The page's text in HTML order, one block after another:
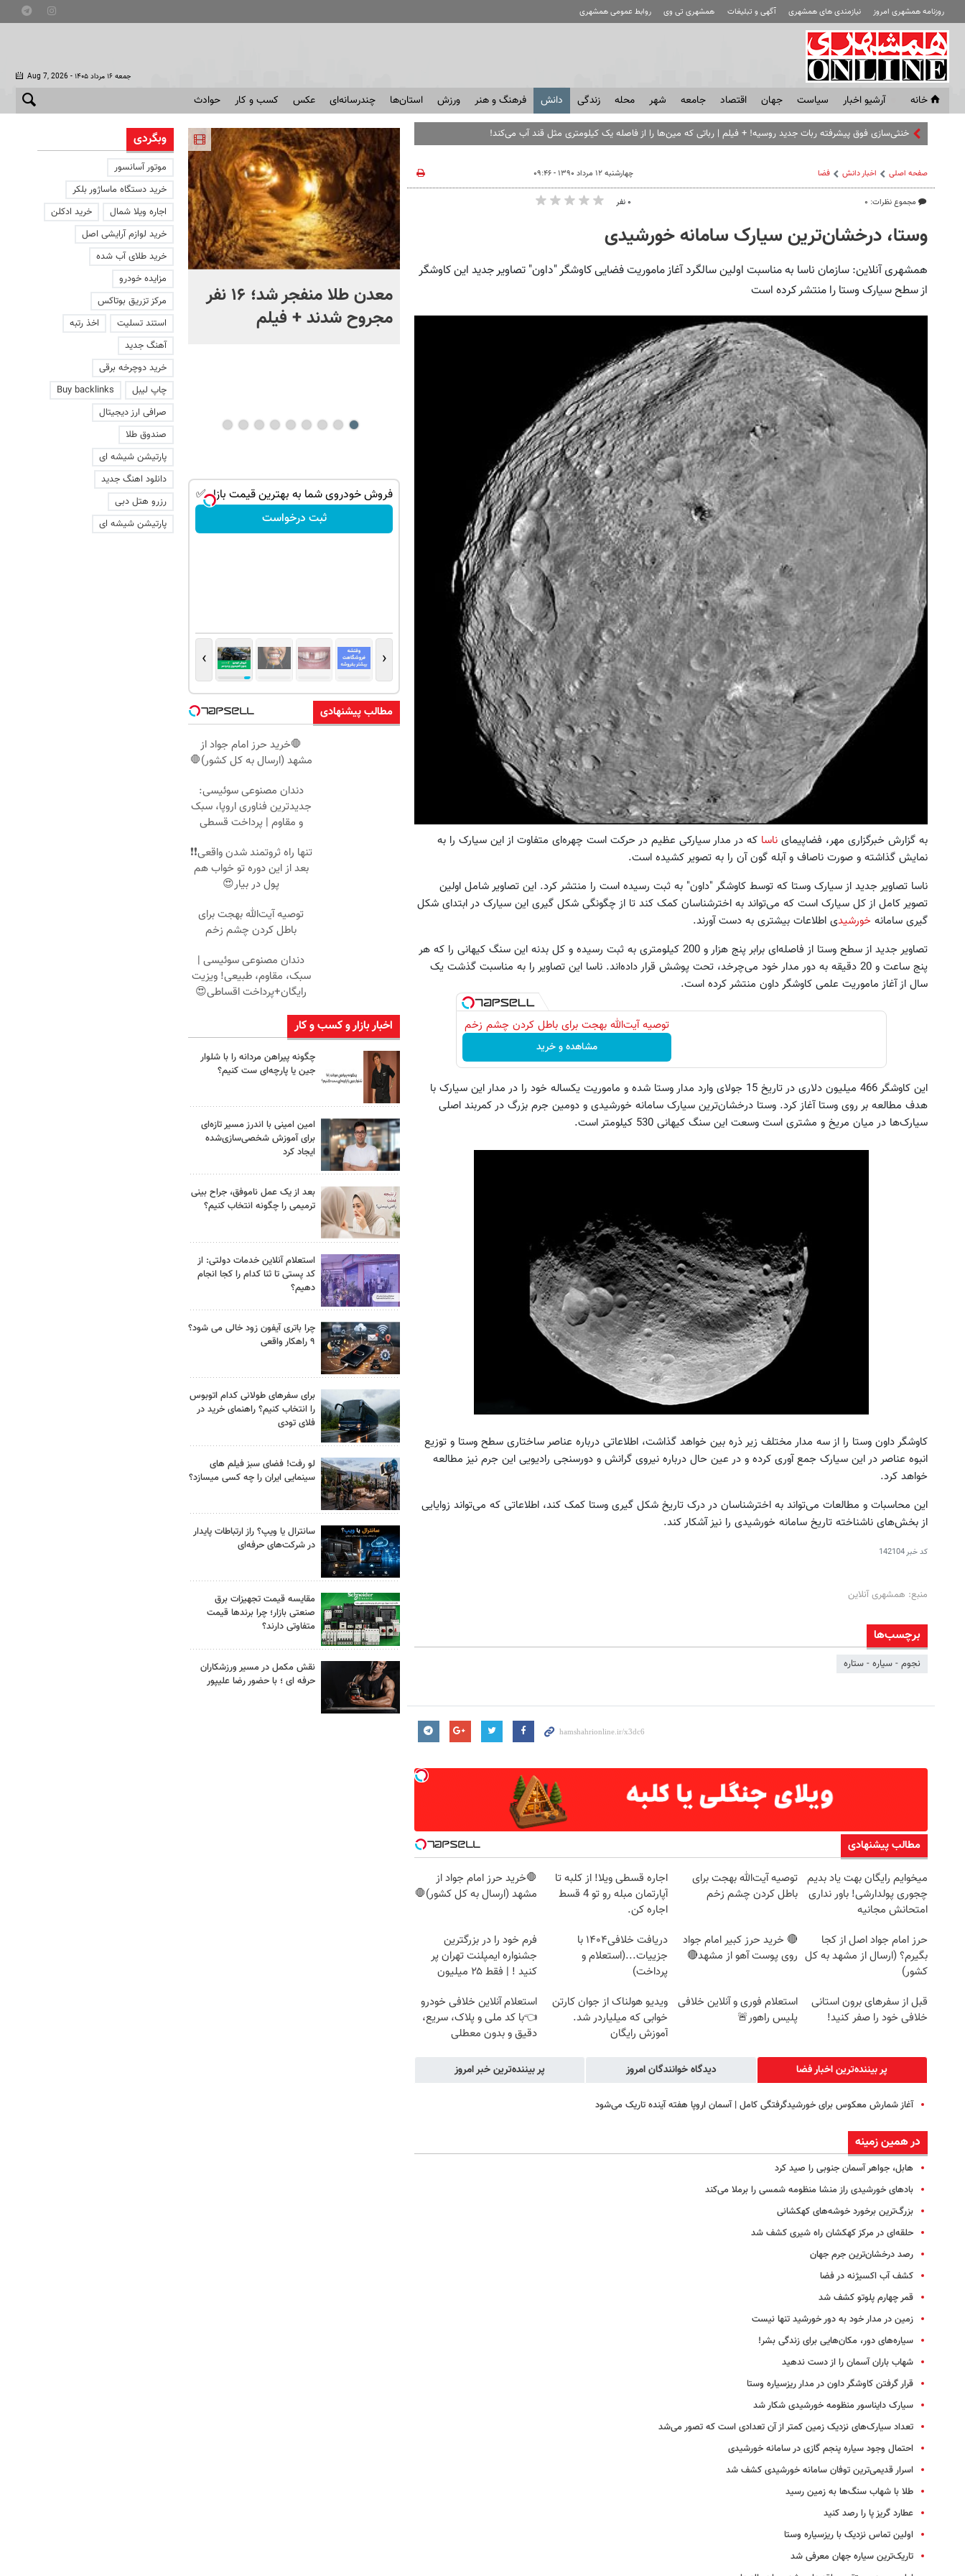
روزنامه همشهری امروز نیازمندی های همشهری آگهی و تبلیغات همشهری تی وی روابط عمومی همشهری
Aug 7, 2026 - جمعه ۱۶ مرداد ۱۴۰۵
خانه آرشیو اخبار سياست جهان اقتصاد جامعه شهر محله زندگی دانش فرهنگ و هنر ورزش استان‌ها چندرسانه‌ای عکس کسب و کار حوادث
خنثی‌سازی فوق پیشرفته ربات جدید روسیه! + فیلم | رباتی که مین‌ها را از فاصله یک کیلومتری مثل قند آب می‌کند!
صفحه اصلی اخبار دانش فضا
مجموع نظرات: ۰
چهارشنبه ۱۲ مرداد ۱۳۹۰ - ۰۹:۴۶
۰ نفر
وستا، درخشان‌ترین سیارک سامانه خورشیدی
همشهری آنلاین: سازمان ناسا به مناسبت اولین سالگرد آغاز ماموریت فضایی کاوشگر "داون" تصاویر جدید این کاوشگر
از سطح سیارک وستا را منتشر کرده است
به گزارش خبرگزاری مهر، فضاپیمای ناسا که در مدار سیارکی عظیم در حرکت است چهره‌ای متفاوت از این سیارک را به
نمایش گذاشته و صورت ناصاف و آبله گون آن را به تصویر کشیده است.
ناسا تصاویر جدید از سیارک وستا که توسط کاوشگر "داون" به ثبت رسیده است را منتشر کرد. این تصاویر شامل اولین
تصویر کامل از کل سیارک است که می‌تواند به اخترشناسان کمک کند تا از چگونگی شکل گیری این سیارک در ابتدای شکل
گیری سامانه خورشیدی اطلاعات بیشتری به دست آورند.
تصاویر جدید از سطح وستا از فاصله‌ای برابر پنج هزار و 200 کیلومتری به ثبت رسیده و کل بدنه این سنگ کیهانی را که هر
پنج ساعت و 20 دقیقه به دور مدار خود می‌چرخد، تحت پوشش قرار داده‌اند. ناسا این تصاویر را به مناسبت گذشت یک
سال از آغاز ماموریت علمی کاوشگر داون منتشر کرده است.
توصیه آیت‌الله بهجت برای باطل کردن چشم زخم
مشاهده و خرید
این کاوشگر 466 میلیون دلاری در تاریخ 15 جولای وارد مدار وستا شده و ماموریت یکساله خود را در مدار این سیارک با
هدف مطالعه بر روی وستا آغاز کرد. وستا درخشان‌ترین سیارک سامانه خورشیدی و دومین جرم بزرگ در کمربند اصلی
سیارک‌ها در میان مریخ و مشتری است وسعت این سنگ کیهانی 530 کیلومتر است.
کاوشگر داون وستا را از سه مدار مختلف زیر ذره بین خواهد گذاشت، اطلاعاتی درباره عناصر ساختاری سطح وستا و توزیع
انبوه عناصر در این سیارک جمع آوری کرده و در عین حال درباره نیروی گرانش و دورسنجی رادیویی این جرم نیز مطالعه
خواهد کرد.
این محاسبات و مطالعات می‌تواند به اخترشناسان در درک تاریخ شکل گیری وستا کمک کند، اطلاعاتی که می‌تواند زوایایی
از بخش‌های ناشناخته تاریخ سامانه خورشیدی را نیز آشکار کند.
کد خبر142104
منبع: همشهری آنلاین
برچسب‌ها
نجوم - سیاره - ستاره
مطالب پیشنهادی
میخوایم رایگان بهت یاد بدیم
چجوری پولدارشی! باور نداری
امتحانش مجانیه
توصیه آیت‌الله بهجت برای
باطل کردن چشم زخم
اجاره‌ قسطی ویلا! از کلبه تا
آپارتمان مبله رو تو 4 قسط
اجاره کن.
🛑خرید حرز امام جواد از
مشهد (ارسال به کل کشور)🛑
حرز امام جواد اصل از کجا
بگیرم؟ (ارسال از مشهد به کل
کشور)
🔴 خرید حرز کبیر امام جواد
روی پوست آهو از مشهد🔴
دریافت خلافی۱۴۰۴ با
جزییات...(استعلام و
پرداخت)
فرم خود را در بزرگترین
جشنواره ایمپلنت تهران پر
کنید ! | فقط ۲۵ میلیون
قبل از سفرهای برون استانی
خلافی خود را صفر کنید!
استعلام فوری و آنلاین خلافی
پلیس راهور🚨
ویدیو هولناک از جوان کارتن
خوابی که میلیاردر شد.
آموزش رایگان
استعلام آنلاین خلافی خودرو
👈با کد ملی و پلاک، سریع،
دقیق و بدون معطلی
پر بیننده‌ترین اخبار فضا دیدگاه خوانندگان امروز پر بیننده‌ترین خبر امروز
آغاز شمارش معکوس برای خورشیدگرفتگی کامل | آسمان اروپا هفته آینده تاریک می‌شود
در همین زمینه
هابل، جواهر آسمان جنوبی را صید کرد
بادهای خورشیدی راز منشا منظومه شمسی را برملا می‌کند
بزرگ‌ترین برخورد خوشه‌های کهکشانی
حلقه‌ای در مرکز کهکشان راه شیری کشف شد
رصد درخشان‌ترین جرم جهان
کشف آب اکسیژنه در فضا
قمر چهارم پلوتو کشف شد
زمین در مدار خود به دور خورشید تنها نیست
سیاره‌های دور، مکان‌هایی برای زندگی بشر!
شهاب باران آسمان را از دست ندهید
قرار گرفتن کاوشگر داون در مدار ریزسیاره وستا
سیارک دایناسور منظومه خورشیدی شکار شد
تعداد سیارک‌های نزدیک زمین کمتر از آن تعدادی است که تصور می‌شد
احتمال وجود سیاره پنجم گازی در سامانه خورشیدی
اسرار قدیمی‌ترین توفان سامانه خورشیدی کشف شد
طلا با شهاب سنگ‌ها به زمین رسید
عطارد گریز پا را رصد کنید
اولین تماس نزدیک با ریزسیاره وستا
تاریک‌ترین سیاره جهان معرفی شد
حمله کند فلج می شویم
معدن طلا منفجر شد؛ ۱۶ نفر
مجروح شدند + فیلم
خنثی‌سازی فوق پیشرفته
ربات جدید روسیه! + فیلم |
رباتی که مین‌ها را از فاصله
یک کیلومتری مثل قند آب
می‌کند!
از اینجا شروع می‌شه، برای
درآمد بیشتر، آماده‌ای؟
فروشنده شو
به بزرگترین جشنواره ایمپلنت تهران خوش
اومدید! | فقط ۲۵ میلیون !
رزرورایگان نوبت
با این روش توی خونه،سفیدی و زیبایی
دندوناتو برگردون(40%off)
تخفیف ویژه!
فروش خودروی شما به بهترین قیمت بازار ✅
ثبت درخواست
‹
›
مطالب پیشنهادی
🛑خرید حرز امام جواد از
مشهد (ارسال به کل کشور)🛑
دندان مصنوعی سوئیسی:
جدیدترین فناوری اروپا، سبک
و مقاوم | پرداخت قسطی
تنها راه ثروتمند شدن واقعی❗❗
بعد از این دوره تو خواب هم
پول در بیار😍
توصیه آیت‌الله بهجت برای
باطل کردن چشم زخم
دندان مصنوعی سوئیسی |
سبک، مقاوم، طبیعی! ویزیت
رایگان+پرداخت اقساطی😍
اخبار بازار و کسب و کار
چگونه پیراهن مردانه را با شلوار
جین یا پارچه‌ای ست کنیم؟
امین امینی با اندرز مسیر تازه‌ای
برای آموزش شخصی‌سازی‌شده
ایجاد کرد
بعد از یک عمل ناموفق، جراح بینی
ترمیمی را چگونه انتخاب کنیم؟
استعلام آنلاین خدمات دولتی: از
کد پستی تا ثنا کدام را کجا انجام
دهیم؟
چرا باتری آیفون زود خالی می شود؟
۹ راهکار واقعی
برای سفرهای طولانی کدام اتوبوس
را انتخاب کنیم؟ راهنمای خرید در
فلای تودی
لو رفت! فضای سبز فیلم های
سینمایی ایران را چه کسی میسازد؟
سانترال یا ویپ؟ راز ارتباطات پایدار
در شرکت‌های حرفه‌ای
مقایسه قیمت تجهیزات برق
صنعتی بازار؛ چرا برندها قیمت
متفاوتی دارند؟
نقش مکمل در مسیر ورزشکاران
حرفه ای ؛ با حضور رضا علیپور
وبگردی
موتور آسانسور
خرید دستگاه ماساژور بلکر
اجاره ویلا شمال
خرید ادکلن
خرید لوازم آرایشی اصل
خرید طلای آب شده
مزایده خودرو
مرکز تزریق بوتاکس
استند تسلیت
اخذ رتبه
آهنگ جدید
خرید دوچرخه برقی
چاپ لیبل
Buy backlinks
صرافی ارز دیجیتال
صندوق طلا
پارتیشن شیشه ای
دانلود اهنگ جدید
رزرو هتل دبی
پارتیشن شیشه ای